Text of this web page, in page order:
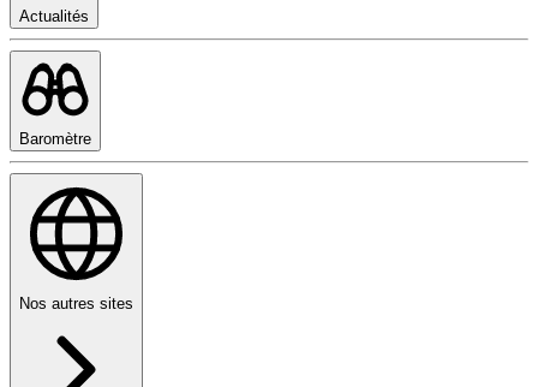
Actualités
Baromètre
Nos autres sites